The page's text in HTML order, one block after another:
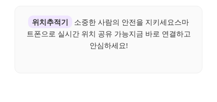
위치추적기
소중한 사람의 안전을 지키세요스마
트폰으로 실시간 위치 공유 가능지금 바로 연결하고
안심하세요!